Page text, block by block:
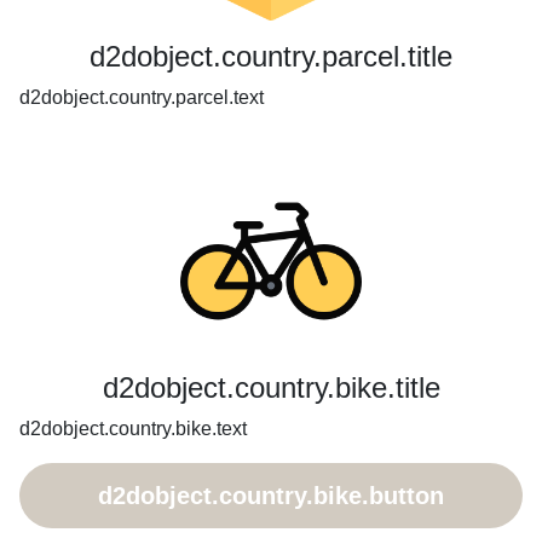
d2dobject.country.parcel.title
d2dobject.country.parcel.text
d2dobject.country.bike.title
d2dobject.country.bike.text
d2dobject.country.bike.button